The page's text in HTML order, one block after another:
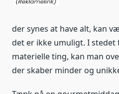
der synes at have alt, kan
det er ikke umuligt. I stedet
materielle ting, kan man
der skaber minder og